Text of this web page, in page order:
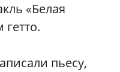
«Белая
пьесу,